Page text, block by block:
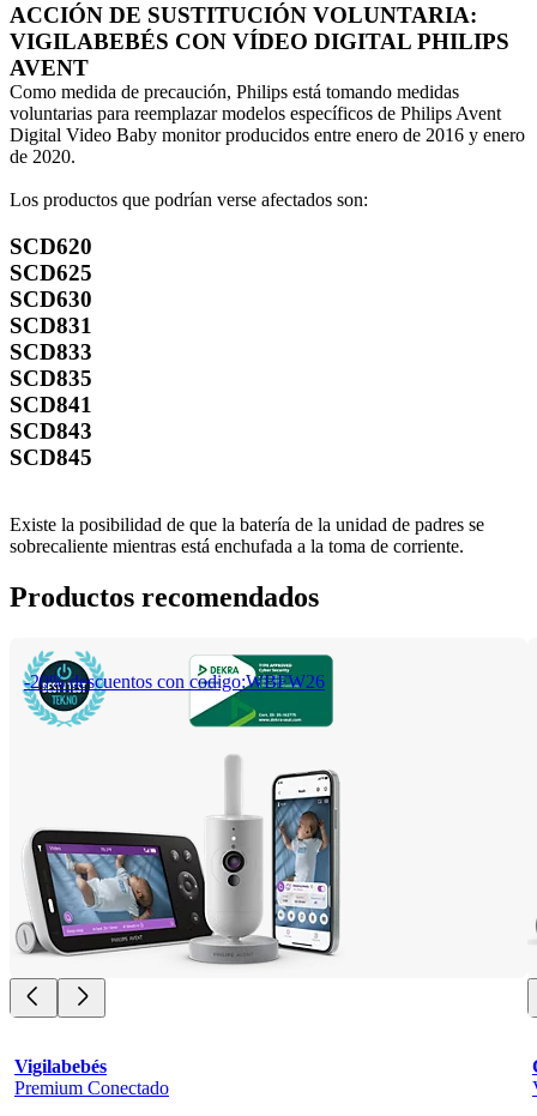
ACCIÓN DE SUSTITUCIÓN VOLUNTARIA:
VIGILABEBÉS CON VÍDEO DIGITAL PHILIPS
AVENT
Como medida de precaución, Philips está tomando medidas
voluntarias para reemplazar modelos específicos de Philips Avent
Digital Video Baby monitor producidos entre enero de 2016 y enero
de 2020.
Los productos que podrían verse afectados son:
SCD620
SCD625
SCD630
SCD831
SCD833
SCD835
SCD841
SCD843
SCD845
Existe la posibilidad de que la batería de la unidad de padres se
sobrecaliente mientras está enchufada a la toma de corriente.
Productos recomendados
-20% descuentos con codigo:WBFW26
Vigilabebés
Premium Conectado